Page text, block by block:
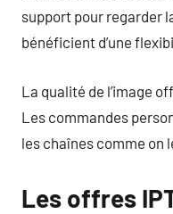
support pour regarder
bénéficient d’une
La qualité de l’image
Les commandes
les chaînes comme on
Les offres